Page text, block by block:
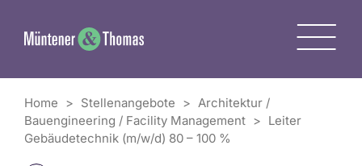
springen
Home > Stellenangebote > Architektur /
Bauengineering / Facility Management > Leiter
Gebäudetechnik (m/w/d) 80 – 100 %